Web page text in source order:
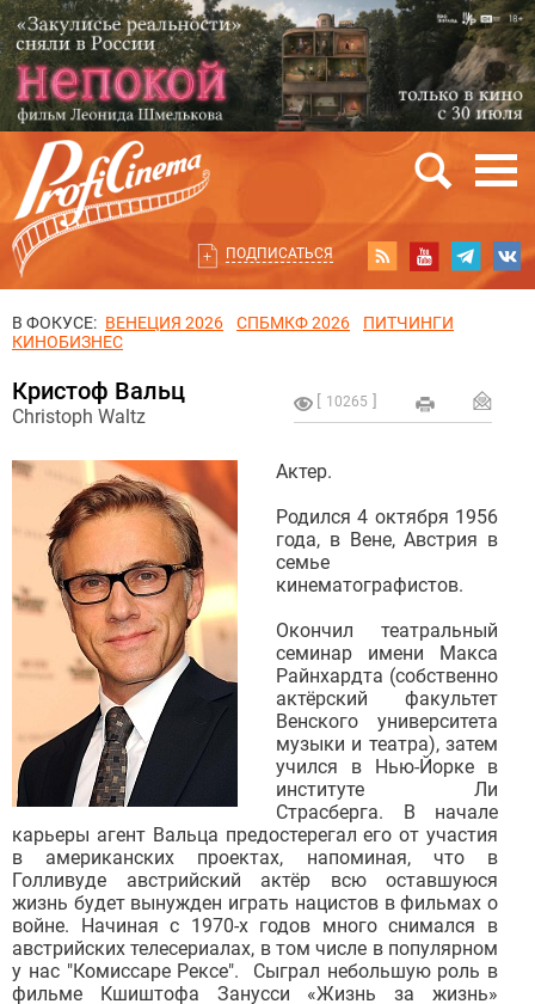
ПОДПИСАТЬСЯ
В ФОКУСЕ: ВЕНЕЦИЯ 2026 СПБМКФ 2026
ПИТЧИНГИ
КИНОБИЗНЕС
10265
Кристоф Вальц
Christoph Waltz
Актер.
Родился 4 октября 1956
года, в Вене, Австрия в
семье
кинематографистов.
Окончил театральный
семинар имени Макса
Райнхардта (собственно
актёрский факультет
Венского университета
музыки и театра), затем
учился в Нью-Йорке в
институте Ли
Страсберга. В начале
карьеры агент Вальца предостерегал его от участия
в американских проектах, напоминая, что в
Голливуде австрийский актёр всю оставшуюся
жизнь будет вынужден играть нацистов в фильмах о
войне. Начиная с 1970-х годов много снимался в
австрийских телесериалах, в том числе в популярном
у нас "Комиссаре Рексе". Сыграл небольшую роль в
фильме Кшиштофа Занусси «Жизнь за жизнь»